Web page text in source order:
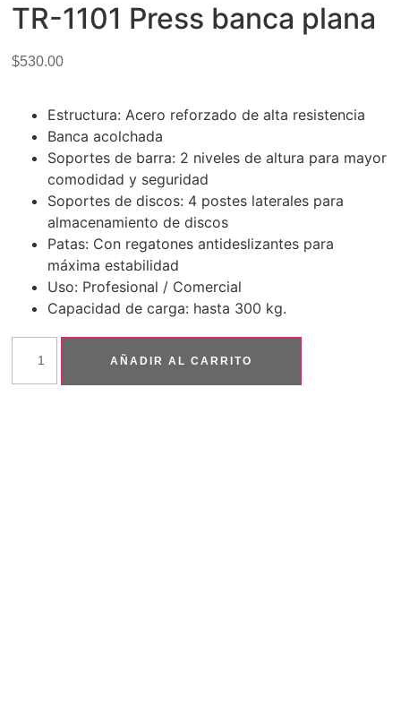
TR-1101 Press banca plana
$530.00
Estructura: Acero reforzado de alta resistencia
Banca acolchada
Soportes de barra: 2 niveles de altura para mayor
comodidad y seguridad
Soportes de discos: 4 postes laterales para
almacenamiento de discos
Patas: Con regatones antideslizantes para
máxima estabilidad
Uso: Profesional / Comercial
Capacidad de carga: hasta 300 kg.
AÑADIR AL CARRITO